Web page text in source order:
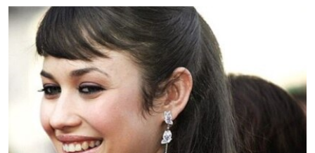
поиску
СЕВЕР.РЕАЛИИ
СИБИРЬ.РЕАЛИИ
РАСПИСАНИЕ ВЕЩАНИЯ
ПОДПИШИТЕСЬ НА РАССЫЛКУ
СОЦИАЛЬНЫЕ СЕТИ